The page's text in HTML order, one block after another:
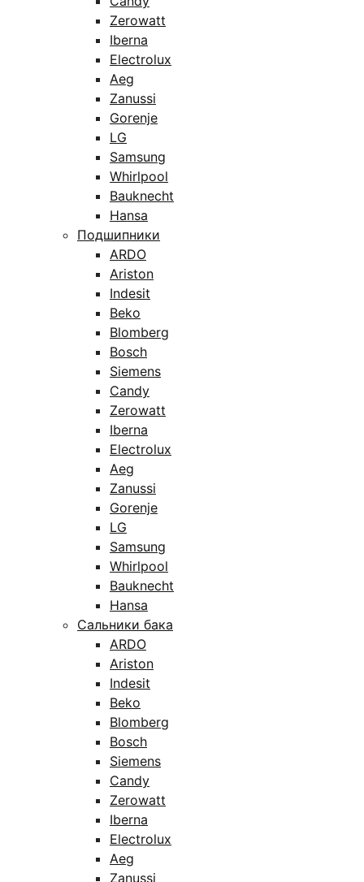
Zerowatt
Iberna
Electrolux
Aeg
Zanussi
Gorenje
LG
Samsung
Whirlpool
Bauknecht
Hansa
Подшипники
ARDO
Ariston
Indesit
Beko
Blomberg
Bosch
Siemens
Candy
Zerowatt
Iberna
Electrolux
Aeg
Zanussi
Gorenje
LG
Samsung
Whirlpool
Bauknecht
Hansa
Сальники бака
ARDO
Ariston
Indesit
Beko
Blomberg
Bosch
Siemens
Candy
Zerowatt
Iberna
Electrolux
Aeg
Zanussi